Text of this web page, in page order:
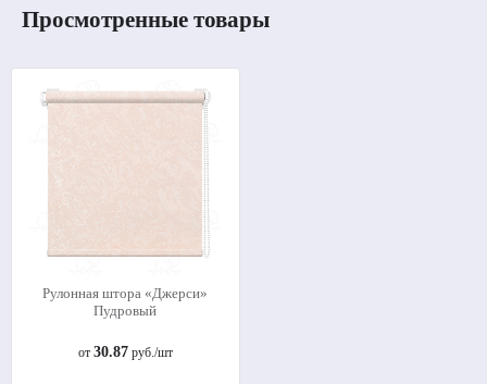
Просмотренные товары
Рулонная штора «Джерси»
Пудровый
от 30.87руб./шт